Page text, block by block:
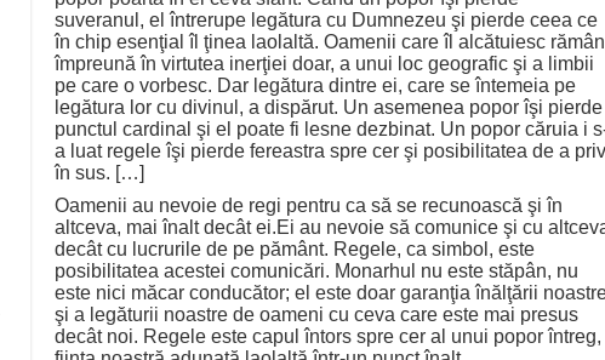
suveranul, el întrerupe legătura cu Dumnezeu şi pierde ceea ce
în chip esenţial îl ţinea laolaltă. Oamenii care îl alcătuiesc rămân
împreună în virtutea inerţiei doar, a unui loc geografic şi a limbii
pe care o vorbesc. Dar legătura dintre ei, care se întemeia pe
legătura lor cu divinul, a dispărut. Un asemenea popor îşi pierde
punctul cardinal şi el poate fi lesne dezbinat. Un popor căruia i
a luat regele îşi pierde fereastra spre cer şi posibilitatea de a
în sus. […]
Oamenii au nevoie de regi pentru ca să se recunoască şi în
altceva, mai înalt decât ei.Ei au nevoie să comunice şi cu
decât cu lucrurile de pe pământ. Regele, ca simbol, este
posibilitatea acestei comunicări. Monarhul nu este stăpân, nu
este nici măcar conducător; el este doar garanţia înălţării
şi a legăturii noastre de oameni cu ceva care este mai presus
decât noi. Regele este capul întors spre cer al unui popor întreg,